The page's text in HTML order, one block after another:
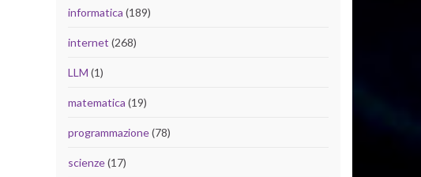
informatica (189)
internet (268)
LLM (1)
matematica (19)
programmazione(78)
scienze(17)